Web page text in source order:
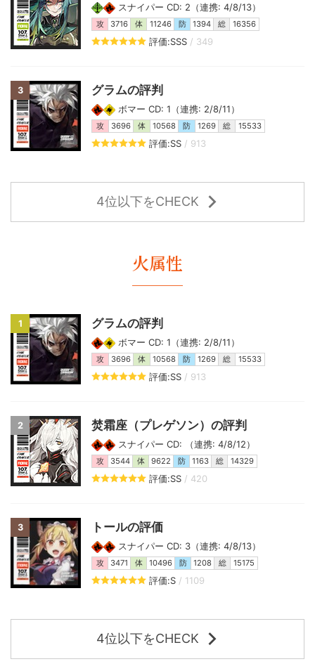
スナイパー CD: 2（連携: 4/8/13）
攻 3716 体 11246 防 1394 総 16356
評価:SSS / 349
3 グラムの評判
ボマー CD: 1（連携: 2/8/11）
攻 3696 体 10568 防 1269 総 15533
評価:SS / 913
4位以下をCHECK
火属性
1 グラムの評判
ボマー CD: 1（連携: 2/8/11）
攻 3696 体 10568 防 1269 総 15533
評価:SS / 913
2 焚霜座（プレゲソン）の評判
スナイパー CD: （連携: 4/8/12）
攻 3544 体 9622 防 1163 総 14329
評価:SS / 420
3 トールの評価
スナイパー CD: 3（連携: 4/8/13）
攻 3471 体 10496 防 1208 総 15175
評価:S / 1109
4位以下をCHECK